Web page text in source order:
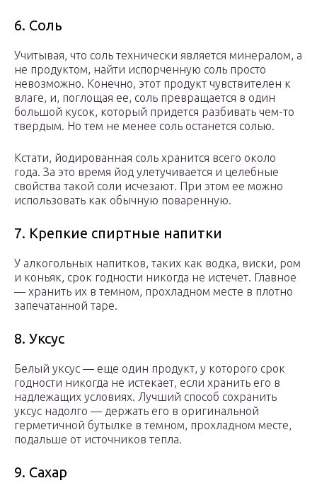
6. Соль
Учитывая, что соль технически является минералом, а
не продуктом, найти испорченную соль просто
невозможно. Конечно, этот продукт чувствителен к
влаге, и, поглощая ее, соль превращается в один
большой кусок, который придется разбивать чем-то
твердым. Но тем не менее соль останется солью.
Кстати, йодированная соль хранится всего около
года. За это время йод улетучивается и целебные
свойства такой соли исчезают. При этом ее можно
использовать как обычную поваренную.
7. Крепкие спиртные напитки
У алкогольных напитков, таких как водка, виски, ром
и коньяк, срок годности никогда не истечет. Главное
— хранить их в темном, прохладном месте в плотно
запечатанной таре.
8. Уксус
Белый уксус — еще один продукт, у которого срок
годности никогда не истекает, если хранить его в
надлежащих условиях. Лучший способ сохранить
уксус надолго — держать его в оригинальной
герметичной бутылке в темном, прохладном месте,
подальше от источников тепла.
9. Cахар